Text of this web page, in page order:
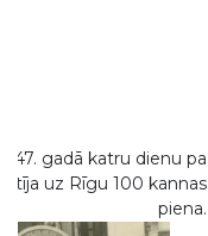
gadā katru dienu pa
uz Rīgu 100 kannas
piena.